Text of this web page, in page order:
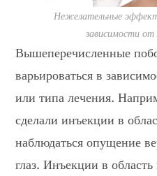
Нежелательные
зависимости
Вышеперечисленные
варьироваться в
или типа лечения.
сделали инъекции в
наблюдаться опущение
глаз. Инъекции в область